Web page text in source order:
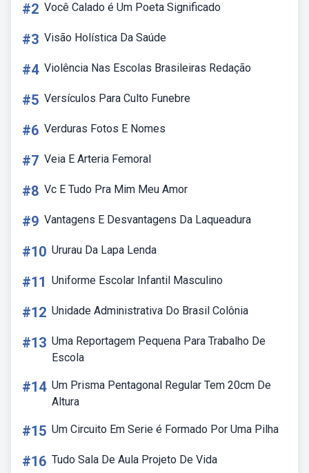
#2 Você Calado é Um Poeta Significado
#3 Visão Holística Da Saúde
#4 Violência Nas Escolas Brasileiras Redação
#5 Versículos Para Culto Funebre
#6 Verduras Fotos E Nomes
#7 Veia E Arteria Femoral
#8 Vc E Tudo Pra Mim Meu Amor
#9 Vantagens E Desvantagens Da Laqueadura
#10 Ururau Da Lapa Lenda
#11 Uniforme Escolar Infantil Masculino
#12 Unidade Administrativa Do Brasil Colônia
#13 Uma Reportagem Pequena Para Trabalho De
Escola
#14 Um Prisma Pentagonal Regular Tem 20cm De
Altura
#15 Um Circuito Em Serie é Formado Por Uma Pilha
#16 Tudo Sala De Aula Projeto De Vida